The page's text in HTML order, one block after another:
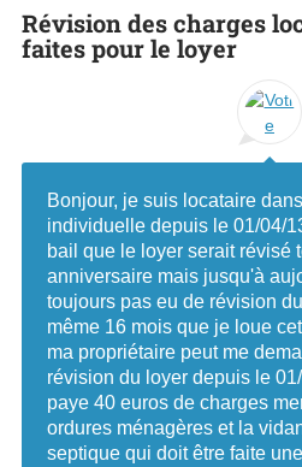
Révision des charges
faites pour le loyer
Bonjour, je suis locataire
individuelle depuis le 01/04/
bail que le loyer serait révisé
anniversaire mais jusqu'à
toujours pas eu de révision
même 16 mois que je loue
ma propriétaire peut me
révision du loyer depuis le
paye 40 euros de charges
ordures ménagères et la
septique qui doit être faite